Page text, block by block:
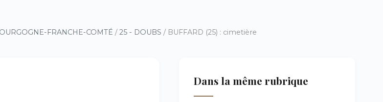
FRANCHE-COMTÉ / 25 - DOUBS / BUFFARD (25) : cimetière
Dans la même rubrique